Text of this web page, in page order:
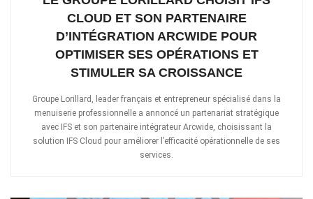
CLOUD ET SON PARTENAIRE
D’INTÉGRATION ARCWIDE POUR
OPTIMISER SES OPÉRATIONS ET
STIMULER SA CROISSANCE
Groupe Lorillard, leader français et entrepreneur spécialisé dans la
menuiserie professionnelle a annoncé un partenariat stratégique
avec IFS et son partenaire intégrateur Arcwide, choisissant la
solution IFS Cloud pour améliorer l’efficacité opérationnelle de ses
services.